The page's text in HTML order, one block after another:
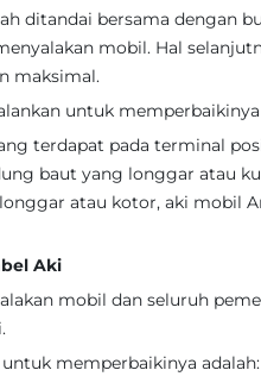
ditandai bersama dengan
mobil. Hal
maksimal.
untuk
terdapat pada terminal
baut yang longgar atau
atau kotor, aki mobil
Aki
mobil dan seluruh
memperbaikinya adalah: